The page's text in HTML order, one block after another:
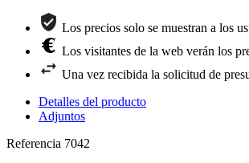
Los precios solo se muestran a los
Los visitantes de la web verán los
Una vez recibida la solicitud de
Detalles del producto
Adjuntos
Referencia 7042